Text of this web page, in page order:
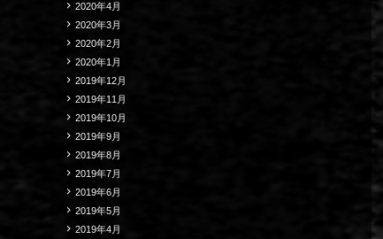
2020年4月
2020年3月
2020年2月
2020年1月
2019年12月
2019年11月
2019年10月
2019年9月
2019年8月
2019年7月
2019年6月
2019年5月
2019年4月